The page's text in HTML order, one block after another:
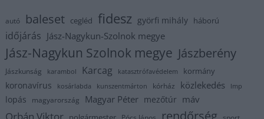
autó baleset cegléd fidesz györfi mihály háború
időjárás Jász-Nagykun-Szolnok megye
Jász-Nagykun Szolnok megye Jászberény
Jászkunság karambol Karcag katasztrófavédelem kormány
koronavírus kosárlabda kunszentmárton kórház közlekedés lmp
lopás magyarország Magyar Péter mezőtúr máv
Orbán Viktor rendőrség